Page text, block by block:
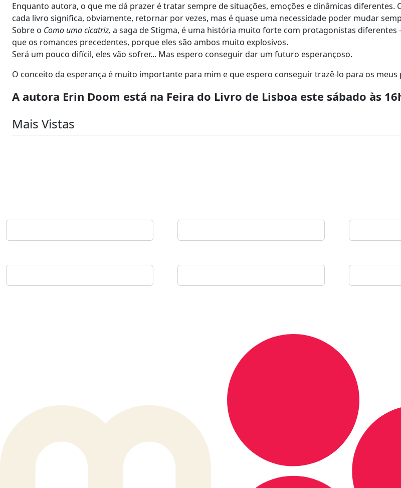
Enquanto autora, o que me dá prazer é tratar sempre de situações, emoções e dinâmicas diferentes.
cada livro significa, obviamente, retornar por vezes, mas é quase uma necessidade poder mudar
Sobre o Como uma cicatriz, a saga de Stigma, é uma história muito forte com protagonistas diferentes
que os romances precedentes, porque eles são ambos muito explosivos.
Será um pouco difícil, eles vão sofrer... Mas espero conseguir dar um futuro esperançoso.
O conceito da esperança é muito importante para mim e que espero conseguir trazê-lo para os
A autora Erin Doom está na Feira do Livro de Lisboa este sábado às
Mais Vistas